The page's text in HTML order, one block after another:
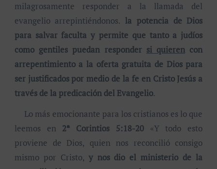
milagrosamente responder a la llamada del
evangelio arrepintiéndonos. la potencia de Dios
para salvar faculta y permite que tanto a judíos
como gentiles puedan responder si quieren con
arrepentimiento a la oferta gratuita de Dios para
ser justificados por medio de la fe en Cristo Jesús a
través de la predicación del Evangelio.
Lo más emocionante para los cristianos es lo que
leemos en 2ª Corintios 5:18-20«Y todo esto
proviene de Dios, quien nos reconcilió consigo
mismo por Cristo, y nos dio el ministerio de la